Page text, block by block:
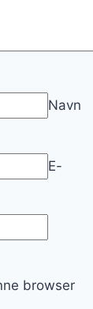
Navn
E-
browser